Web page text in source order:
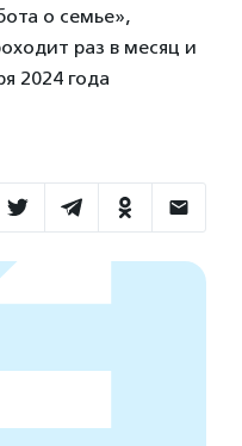
о семье»,
раз в месяц и
2024 года